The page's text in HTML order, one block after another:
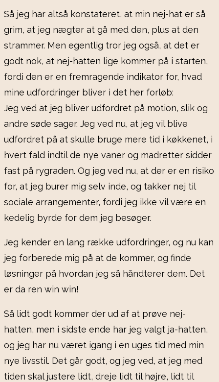
Så jeg har altså konstateret, at min nej-hat er så
grim, at jeg nægter at gå med den, plus at den
strammer. Men egentlig tror jeg også, at det er
godt nok, at nej-hatten lige kommer på i starten,
fordi den er en fremragende indikator for, hvad
mine udfordringer bliver i det her forløb:
Jeg ved at jeg bliver udfordret på motion, slik og
andre søde sager. Jeg ved nu, at jeg vil blive
udfordret på at skulle bruge mere tid i køkkenet, i
hvert fald indtil de nye vaner og madretter sidder
fast på rygraden. Og jeg ved nu, at der er en risiko
for, at jeg burer mig selv inde, og takker nej til
sociale arrangementer, fordi jeg ikke vil være en
kedelig byrde for dem jeg besøger.
Jeg kender en lang række udfordringer, og nu kan
jeg forberede mig på at de kommer, og finde
løsninger på hvordan jeg så håndterer dem. Det
er da ren win win!
Så lidt godt kommer der ud af at prøve nej-
hatten, men i sidste ende har jeg valgt ja-hatten,
og jeg har nu været igang i en uges tid med min
nye livsstil. Det går godt, og jeg ved, at jeg med
tiden skal justere lidt, dreje lidt til højre, lidt til